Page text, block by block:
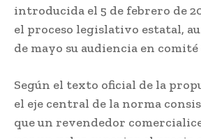
introducida el 5 de febrero de
el proceso legislativo estatal,
de mayo su audiencia en
Según el texto oficial de la
el eje central de la norma
que un revendedor